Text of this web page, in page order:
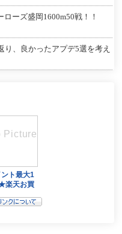
ローズ盛岡1600m50戦！！
り、良かったアプデ5選を考え